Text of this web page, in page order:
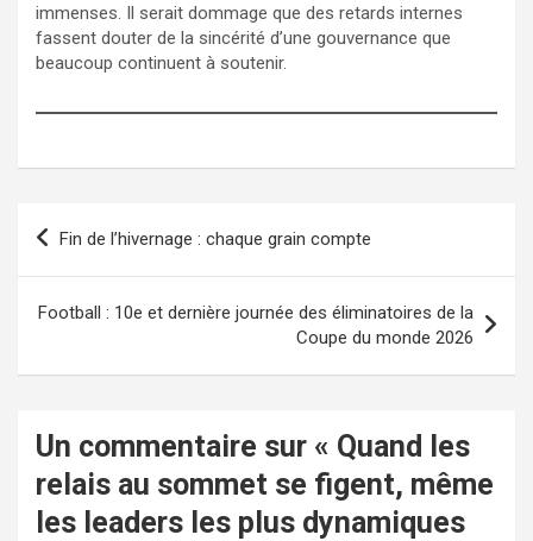
immenses. Il serait dommage que des retards internes
fassent douter de la sincérité d’une gouvernance que
beaucoup continuent à soutenir.
Navigation
de
Fin de l’hivernage : chaque grain compte
Football : 10e et dernière journée des éliminatoires de la
Coupe du monde 2026
Un commentaire sur « Quand les
relais au sommet se figent, même
les leaders les plus dynamiques